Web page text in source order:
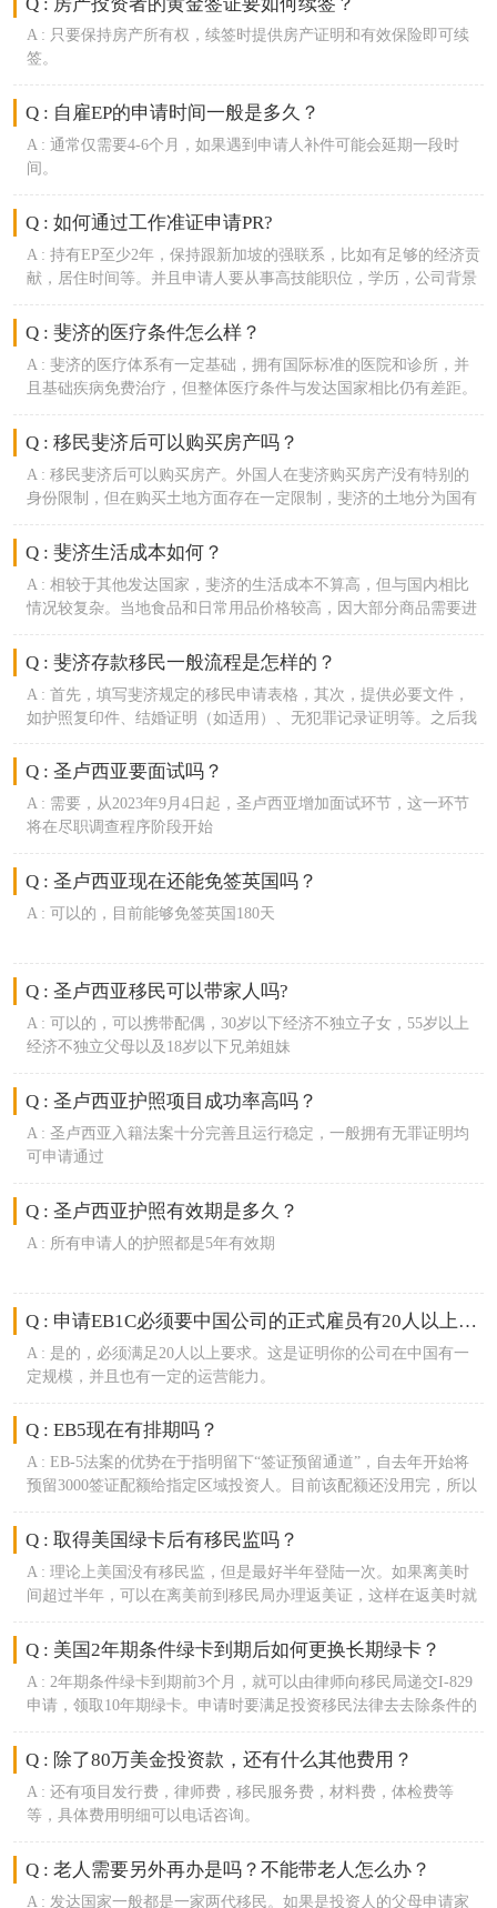
A : 只要保持房产所有权，续签时提供房产证明和有效保险即可续
签。
Q : 自雇EP的申请时间一般是多久？
A : 通常仅需要4-6个月，如果遇到申请人补件可能会延期一段时
间。
Q : 如何通过工作准证申请PR?
A : 持有EP至少2年，保持跟新加坡的强联系，比如有足够的经济贡
献，居住时间等。并且申请人要从事高技能职位，学历，公司背景
也是移民局的审核重点。
Q : 斐济的医疗条件怎么样？
A : 斐济的医疗体系有一定基础，拥有国际标准的医院和诊所，并
且基础疾病免费治疗，但整体医疗条件与发达国家相比仍有差距。
对于一些常见疾病和常规医疗需求，当地的医疗设施和专业人员能
够提供相应的诊断和治疗服务。
Q : 移民斐济后可以购买房产吗？
A : 移民斐济后可以购买房产。外国人在斐济购买房产没有特别的
身份限制，但在购买土地方面存在一定限制，斐济的土地分为国有
土地和原住民土地，一般情况下，不能购买原住民土地。
Q : 斐济生活成本如何？
A : 相较于其他发达国家，斐济的生活成本不算高，但与国内相比
情况较复杂。当地食品和日常用品价格较高，因大部分商品需要进
口，但当地出产的热带水果价格相对便宜，不过租房和餐饮费用相
对较低。
Q : 斐济存款移民一般流程是怎样的？
A : 首先，填写斐济规定的移民申请表格，其次，提供必要文件，
如护照复印件、结婚证明（如适用）、无犯罪记录证明等。之后我
们会向斐济移民局递交申请，申请获批后主申请到斐济开税号，开
银行账户。回国后向斐济银行存入指定钱款，等待移民局下发3年
Q : 圣卢西亚要面试吗？
A : 需要，从2023年9月4日起，圣卢西亚增加面试环节，这一环节
将在尽职调查程序阶段开始
Q : 圣卢西亚现在还能免签英国吗？
A : 可以的，目前能够免签英国180天
Q : 圣卢西亚移民可以带家人吗?
A : 可以的，可以携带配偶，30岁以下经济不独立子女，55岁以上
经济不独立父母以及18岁以下兄弟姐妹
Q : 圣卢西亚护照项目成功率高吗？
A : 圣卢西亚入籍法案十分完善且运行稳定，一般拥有无罪证明均
可申请通过
Q : 圣卢西亚护照有效期是多久？
A : 所有申请人的护照都是5年有效期
Q : 申请EB1C必须要中国公司的正式雇员有20人以上吗？
A : 是的，必须满足20人以上要求。这是证明你的公司在中国有一
定规模，并且也有一定的运营能力。
Q : EB5现在有排期吗？
A : EB-5法案的优势在于指明留下“签证预留通道”，自去年开始将
预留3000签证配额给指定区域投资人。目前该配额还没用完，所以
该类申请人无需排期。
Q : 取得美国绿卡后有移民监吗？
A : 理论上美国没有移民监，但是最好半年登陆一次。如果离美时
间超过半年，可以在离美前到移民局办理返美证，这样在返美时就
不会在入境时遇到麻烦。
Q : 美国2年期条件绿卡到期后如何更换长期绿卡？
A : 2年期条件绿卡到期前3个月，就可以由律师向移民局递交I-829
申请，领取10年期绿卡。申请时要满足投资移民法律去去除条件的
相关规定。
Q : 除了80万美金投资款，还有什么其他费用？
A : 还有项目发行费，律师费，移民服务费，材料费，体检费等
等，具体费用明细可以电话咨询。
Q : 老人需要另外再办是吗？不能带老人怎么办？
A : 发达国家一般都是一家两代移民。如果是投资人的父母申请家